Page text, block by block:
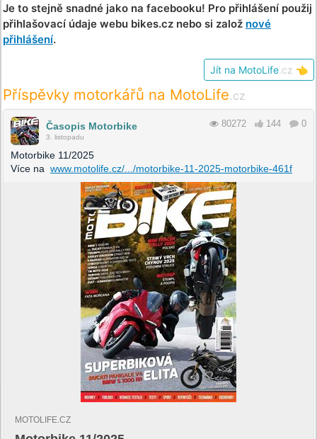
Je to stejně snadné jako na facebooku! Pro přihlášení použij
přihlašovací údaje webu bikes.cz nebo si založ nové
přihlášení.
Jít na MotoLife .cz 👈
Příspěvky motorkářů na MotoLife.cz
Časopis Motorbike
3. listopadu
80272 144 0
Motorbike 11/2025
Více na www.motolife.cz/.../motorbike-11-2025-motorbike-461f
MOTOLIFE.CZ